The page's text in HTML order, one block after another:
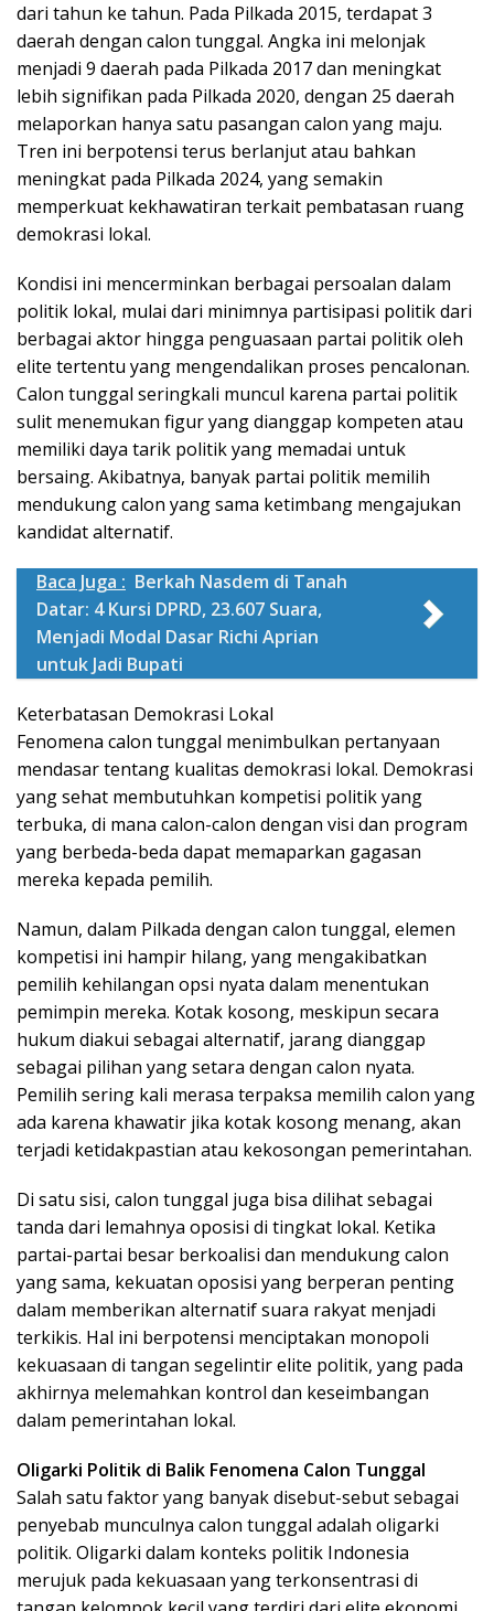
dari tahun ke tahun. Pada Pilkada 2015, terdapat 3
daerah dengan calon tunggal. Angka ini melonjak
menjadi 9 daerah pada Pilkada 2017 dan meningkat
lebih signifikan pada Pilkada 2020, dengan 25 daerah
melaporkan hanya satu pasangan calon yang maju.
Tren ini berpotensi terus berlanjut atau bahkan
meningkat pada Pilkada 2024, yang semakin
memperkuat kekhawatiran terkait pembatasan ruang
demokrasi lokal.
Kondisi ini mencerminkan berbagai persoalan dalam
politik lokal, mulai dari minimnya partisipasi politik dari
berbagai aktor hingga penguasaan partai politik oleh
elite tertentu yang mengendalikan proses pencalonan.
Calon tunggal seringkali muncul karena partai politik
sulit menemukan figur yang dianggap kompeten atau
memiliki daya tarik politik yang memadai untuk
bersaing. Akibatnya, banyak partai politik memilih
mendukung calon yang sama ketimbang mengajukan
kandidat alternatif.
Baca Juga : Berkah Nasdem di Tanah
Datar: 4 Kursi DPRD, 23.607 Suara,
Menjadi Modal Dasar Richi Aprian
untuk Jadi Bupati
Keterbatasan Demokrasi Lokal
Fenomena calon tunggal menimbulkan pertanyaan
mendasar tentang kualitas demokrasi lokal. Demokrasi
yang sehat membutuhkan kompetisi politik yang
terbuka, di mana calon-calon dengan visi dan program
yang berbeda-beda dapat memaparkan gagasan
mereka kepada pemilih.
Namun, dalam Pilkada dengan calon tunggal, elemen
kompetisi ini hampir hilang, yang mengakibatkan
pemilih kehilangan opsi nyata dalam menentukan
pemimpin mereka. Kotak kosong, meskipun secara
hukum diakui sebagai alternatif, jarang dianggap
sebagai pilihan yang setara dengan calon nyata.
Pemilih sering kali merasa terpaksa memilih calon yang
ada karena khawatir jika kotak kosong menang, akan
terjadi ketidakpastian atau kekosongan pemerintahan.
Di satu sisi, calon tunggal juga bisa dilihat sebagai
tanda dari lemahnya oposisi di tingkat lokal. Ketika
partai-partai besar berkoalisi dan mendukung calon
yang sama, kekuatan oposisi yang berperan penting
dalam memberikan alternatif suara rakyat menjadi
terkikis. Hal ini berpotensi menciptakan monopoli
kekuasaan di tangan segelintir elite politik, yang pada
akhirnya melemahkan kontrol dan keseimbangan
dalam pemerintahan lokal.
Oligarki Politik di Balik Fenomena Calon Tunggal
Salah satu faktor yang banyak disebut-sebut sebagai
penyebab munculnya calon tunggal adalah oligarki
politik. Oligarki dalam konteks politik Indonesia
merujuk pada kekuasaan yang terkonsentrasi di